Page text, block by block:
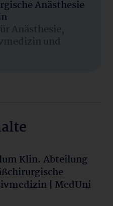
Anästhesie
Anästhesie,
und
Klin. Abteilung
| MedUni